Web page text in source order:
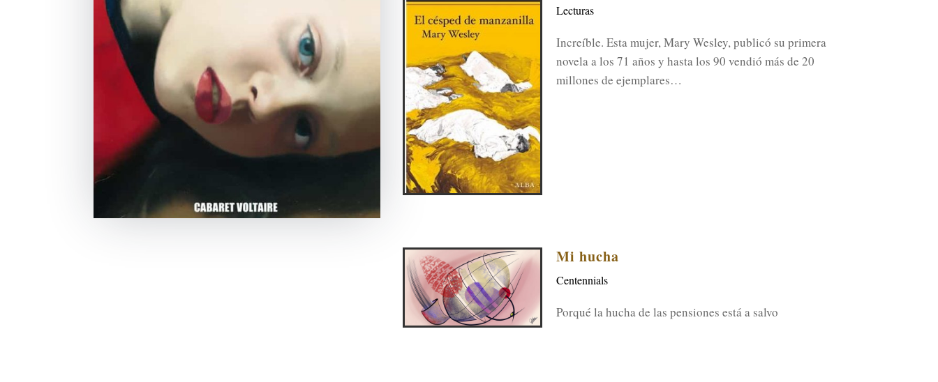
Lecturas
Increíble. Esta mujer, Mary Wesley, publicó su primera
novela a los 71 años y hasta los 90 vendió más de 20
millones de ejemplares…
Mi hucha
Centennials
Porqué la hucha de las pensiones está a salvo